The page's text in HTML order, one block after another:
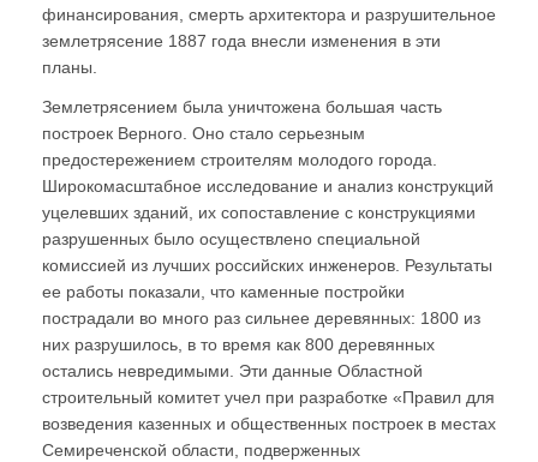
финансирования, смерть архитектора и разрушительное
землетрясение 1887 года внесли изменения в эти
планы.
Землетрясением была уничтожена большая часть
построек Верного. Оно стало серьезным
предостережением строителям молодого города.
Широкомасштабное исследование и анализ конструкций
уцелевших зданий, их сопоставление с конструкциями
разрушенных было осуществлено специальной
комиссией из лучших российских инженеров. Результаты
ее работы показали, что каменные постройки
пострадали во много раз сильнее деревянных: 1800 из
них разрушилось, в то время как 800 деревянных
остались невредимыми. Эти данные Областной
строительный комитет учел при разработке «Правил для
возведения казенных и общественных построек в местах
Семиреченской области, подверженных